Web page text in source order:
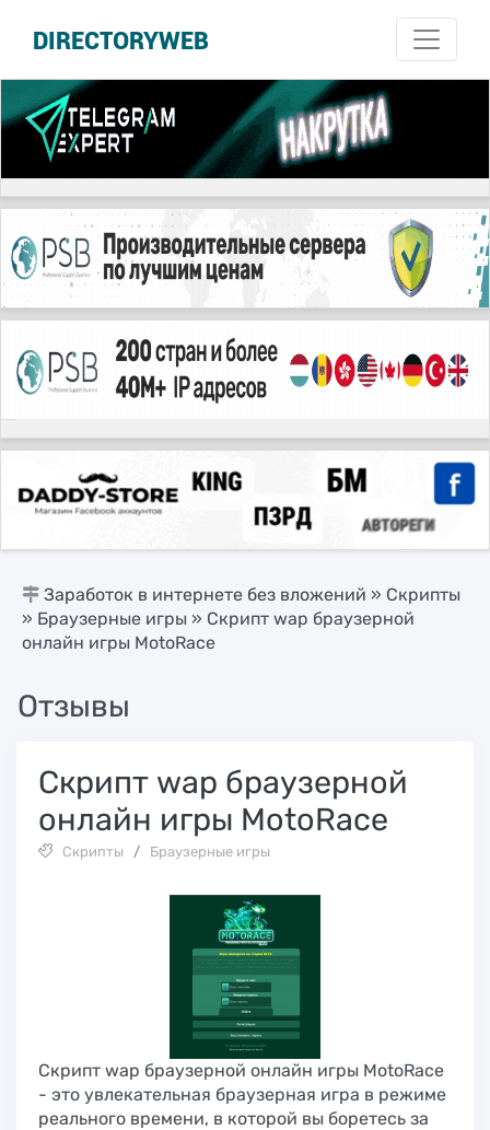
DIRECTORYWEB
Заработок в интернете без вложений » Скрипты
» Браузерные игры » Скрипт wap браузерной
онлайн игры MotoRace
Отзывы
Скрипт wap браузерной
онлайн игры MotoRace
Скрипты / Браузерные игры
Скрипт wap браузерной онлайн игры MotoRace
- это увлекательная браузерная игра в режиме
реального времени, в которой вы боретесь за